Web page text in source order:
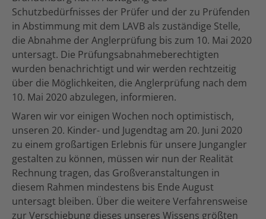
Schutzbedürfnisses der Prüfer und der zu Prüfenden
in Abstimmung mit dem LAVB als zuständige Stelle,
die Abnahme der Anglerprüfung bis zum 10. Mai 2020
untersagt. Die Prüfungsabnahmeberechtigten
wurden benachrichtigt und wir werden rechtzeitig
über die Möglichkeiten, die Anglerprüfung nach dem
10. Mai 2020 abzulegen, informieren.
Waren wir vor einigen Wochen noch optimistisch,
unseren 20. Kinder- und Jugendtag am 20. Juni 2020
zu einem großartigen Erlebnis für unsere Jungangler
gestalten zu können, müssen wir nun der Realität
Rechnung tragen, das Großveranstaltungen in
diesem Rahmen mindestens bis Ende August
untersagt bleiben. Über die weitere Verfahrensweise
zur Verschiebung dieses unseres Wissens größten